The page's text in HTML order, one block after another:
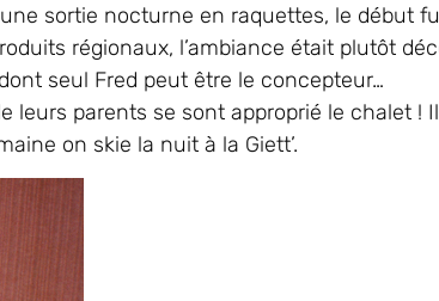
sortie nocturne en raquettes, le début
régionaux, l’ambiance était plutôt
seul Fred peut être le concepteur…
leurs parents se sont approprié le chalet !
on skie la nuit à la Giett’.